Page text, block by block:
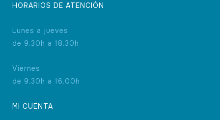
HORARIOS DE ATENCIÓN
Lunes a jueves
de 9.30h a 18.30h
Viernes
de 9.30h a 16.00h
MI CUENTA